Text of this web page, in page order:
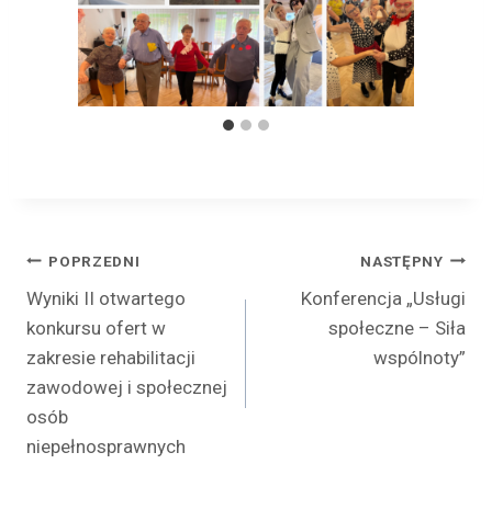
Nawigacja
wpisu
POPRZEDNI
Wyniki II otwartego
konkursu ofert w
zakresie rehabilitacji
zawodowej i społecznej
osób
niepełnosprawnych
NASTĘPNY
Konferencja „Usługi
społeczne – Siła
wspólnoty”